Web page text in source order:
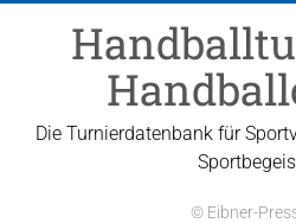
Die Turnierdatenbank für
© Eibner-